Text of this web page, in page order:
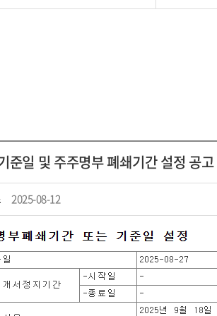
준일 및 주주명부 폐쇄기간 설정 공고
2025-08-12